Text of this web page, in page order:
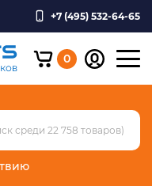
+7 (495) 532-64-65
0